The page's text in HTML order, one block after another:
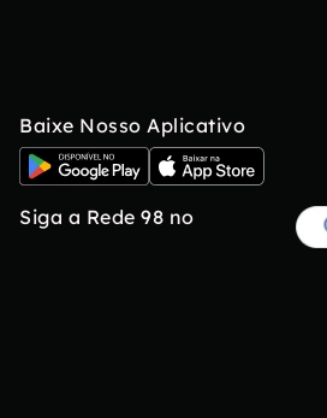
Baixe Nosso Aplicativo
Siga a Rede 98 no